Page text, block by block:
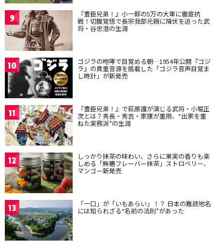
9 『豊臣兄弟！』小一郎の5万の大軍に徹底抗
戦！切腹覚悟で長宗我部元親に降伏を迫った武
将・谷忠澄の生涯
10 ゴジラの咆哮で目覚める朝…1954年公開『ゴジ
ラ』の貴重音源を搭載した「ゴジラ音声目覚ま
し時計」が新発売
11 『豊臣兄弟！』で萩原護が演じる武将・小堀正
次とは？秀長・秀吉・家康が重用、“出家を重
ねた実務派”の生涯
12 しっかり抹茶の味わい、さらに果実の香りも楽
しめる「無糖フレーバー抹茶」ストロベリー、
マンゴー新発売
13 「一口」が「いもあらい」！？ 日本の難読地名
には知られざる“名前の法則”があった